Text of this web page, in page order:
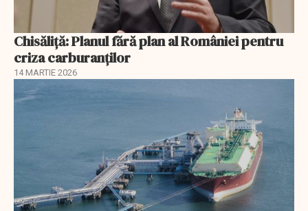
Chisăliță: Planul fără plan al României pentru
criza carburanților
14 MARTIE 2026